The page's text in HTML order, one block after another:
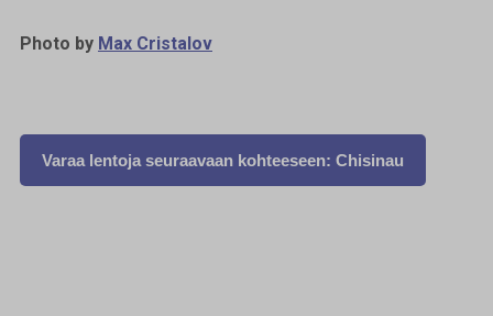
Photo by Max Cristalov
Varaa lentoja seuraavaan kohteeseen: Chisinau